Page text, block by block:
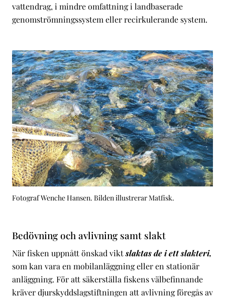
vattendrag, i mindre omfattning i landbaserade
genomströmningssystem eller recirkulerande system.
Fotograf Wenche Hansen. Bilden illustrerar Matfisk.
Bedövning och avlivning samt slakt
När fisken uppnått önskad viktslaktas de i ett slakteri,
som kan vara en mobilanläggning eller en stationär
anläggning. För att säkerställa fiskens välbefinnande
kräver djurskyddslagstiftningen att avlivning föregås av